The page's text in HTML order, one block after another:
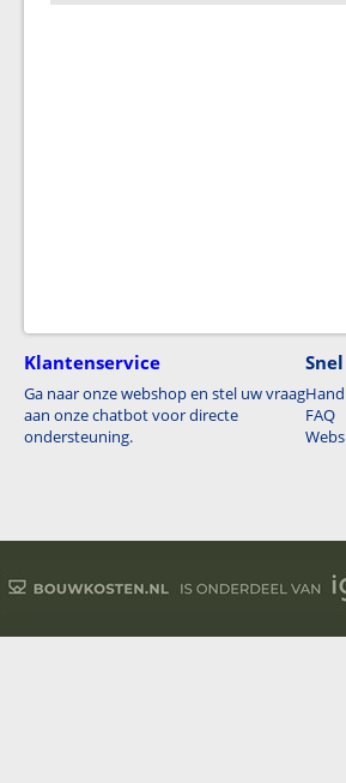
Klantenservice
Ga naar onze webshop en stel uw vraag
aan onze chatbot voor directe
ondersteuning.
FAQ